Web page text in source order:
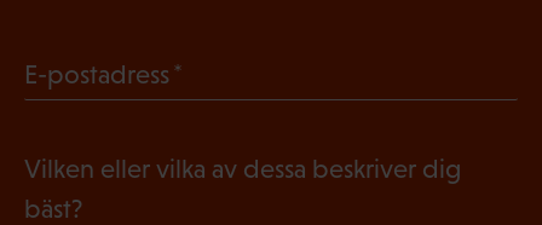
a
o
l
g
E-postadress
O
Vilken eller vilka av dessa beskriver dig
bäst?